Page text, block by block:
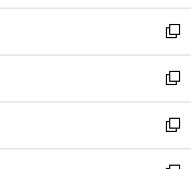
ウ
ィ
ン
ド
ウ
で
開
し
い
ウ
ィ
ン
ド
ウ
新
し
い
ウ
ィ
ン
新
し
い
ウ
新
し